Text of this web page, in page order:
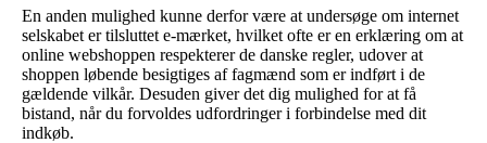
En anden mulighed kunne derfor være at undersøge om internet
selskabet er tilsluttet e-mærket, hvilket ofte er en erklæring om at
online webshoppen respekterer de danske regler, udover at
shoppen løbende besigtiges af fagmænd som er indført i de
gældende vilkår. Desuden giver det dig mulighed for at få
bistand, når du forvoldes udfordringer i forbindelse med dit
indkøb.